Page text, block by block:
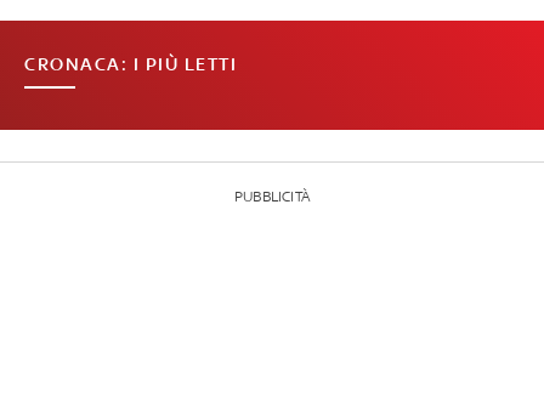
CRONACA: I PIÙ LETTI
PUBBLICITÀ